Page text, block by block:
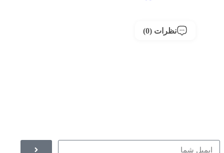
نظرات (0)